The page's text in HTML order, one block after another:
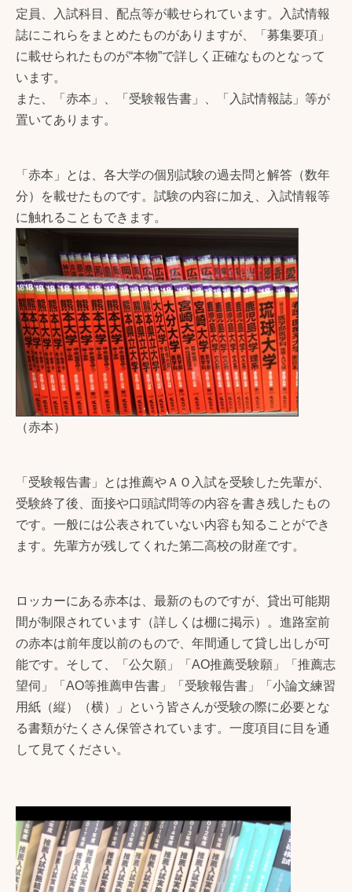
定員、入試科目、配点等が載せられています。入試情報
誌にこれらをまとめたものがありますが、「募集要項」
に載せられたものが“本物”で詳しく正確なものとなって
います。
また、「赤本」、「受験報告書」、「入試情報誌」等が
置いてあります。
「赤本」とは、各大学の個別試験の過去問と解答（数年
分）を載せたものです。試験の内容に加え、入試情報等
に触れることもできます。
（赤本）
「受験報告書」とは推薦やＡＯ入試を受験した先輩が、
受験終了後、面接や口頭試問等の内容を書き残したもの
です。一般には公表されていない内容も知ることができ
ます。先輩方が残してくれた第二高校の財産です。
ロッカーにある赤本は、最新のものですが、貸出可能期
間が制限されています（詳しくは棚に掲示）。進路室前
の赤本は前年度以前のもので、年間通して貸し出しが可
能です。そして、「公欠願」「AO推薦受験願」「推薦志
望伺」「AO等推薦申告書」「受験報告書」「小論文練習
用紙（縦）（横）」という皆さんが受験の際に必要とな
る書類がたくさん保管されています。一度項目に目を通
して見てください。